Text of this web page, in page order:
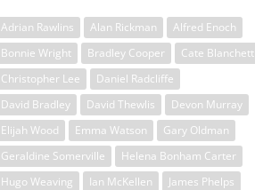
Adrian Rawlins Alan Rickman
Alfred Enoch
Bonnie Wright
Bradley Cooper
Cate Blanchett
Christopher Lee
Daniel Radcliffe
David Bradley
David Thewlis
Devon Murray
Elijah Wood
Emma Watson
Gary Oldman
Geraldine Somerville
Helena Bonham Carter
Hugo Weaving
Ian McKellen
James Phelps